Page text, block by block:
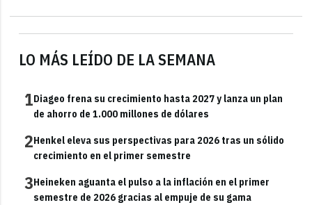
LO MÁS LEÍDO DE LA SEMANA
1Diageo frena su crecimiento hasta 2027 y lanza un plan
de ahorro de 1.000 millones de dólares
2Henkel eleva sus perspectivas para 2026 tras un sólido
crecimiento en el primer semestre
3Heineken aguanta el pulso a la inflación en el primer
semestre de 2026 gracias al empuje de su gama